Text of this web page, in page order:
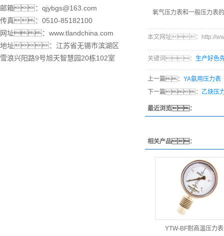
邮箱：qjybgs@163.com
传真：0510-85182100
网址：www.tlandchina.com
地址：江苏省无锡市滨湖区
雪浪兴阳路9号旭天智慧园20栋102室
氧气压力表和一般压力
本文网址：http://
关键词： 生产好色
上一篇： YA氨用压力表
下一篇： 乙炔压
最近浏览：
相关产品：
YTW-BF耐高温压力表